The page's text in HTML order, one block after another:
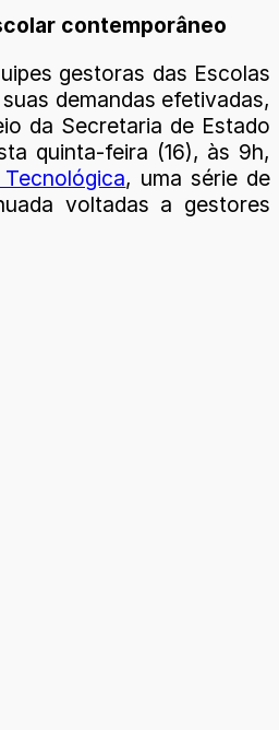
contemporâneo
gestoras das Escolas
demandas efetivadas,
da Secretaria de Estado
quinta-feira (16), às 9h,
, uma série de
voltadas a gestores